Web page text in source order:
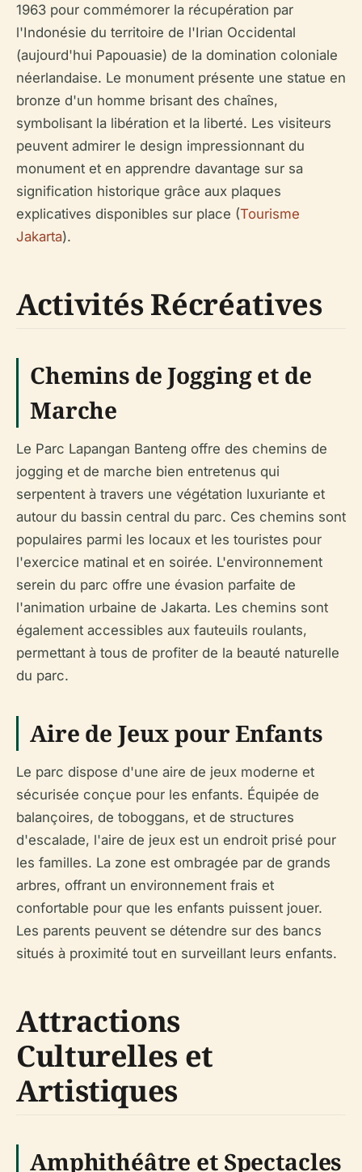
1963 pour commémorer la récupération par
l'Indonésie du territoire de l'Irian Occidental
(aujourd'hui Papouasie) de la domination coloniale
néerlandaise. Le monument présente une statue en
bronze d'un homme brisant des chaînes,
symbolisant la libération et la liberté. Les visiteurs
peuvent admirer le design impressionnant du
monument et en apprendre davantage sur sa
signification historique grâce aux plaques
explicatives disponibles sur place (Tourisme
Jakarta).
Activités Récréatives
Chemins de Jogging et de
Marche
Le Parc Lapangan Banteng offre des chemins de
jogging et de marche bien entretenus qui
serpentent à travers une végétation luxuriante et
autour du bassin central du parc. Ces chemins sont
populaires parmi les locaux et les touristes pour
l'exercice matinal et en soirée. L'environnement
serein du parc offre une évasion parfaite de
l'animation urbaine de Jakarta. Les chemins sont
également accessibles aux fauteuils roulants,
permettant à tous de profiter de la beauté naturelle
du parc.
Aire de Jeux pour Enfants
Le parc dispose d'une aire de jeux moderne et
sécurisée conçue pour les enfants. Équipée de
balançoires, de toboggans, et de structures
d'escalade, l'aire de jeux est un endroit prisé pour
les familles. La zone est ombragée par de grands
arbres, offrant un environnement frais et
confortable pour que les enfants puissent jouer.
Les parents peuvent se détendre sur des bancs
situés à proximité tout en surveillant leurs enfants.
Attractions
Culturelles et
Artistiques
Amphithéâtre et Spectacles